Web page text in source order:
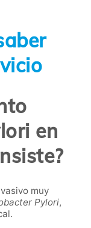
en
muy
Pylori,